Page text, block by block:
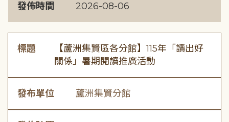
發佈時間 2026-08-06
標題
【蘆洲集賢區各分館】115年「讀出好
關係」暑期閱讀推廣活動
發布單位 蘆洲集賢分館